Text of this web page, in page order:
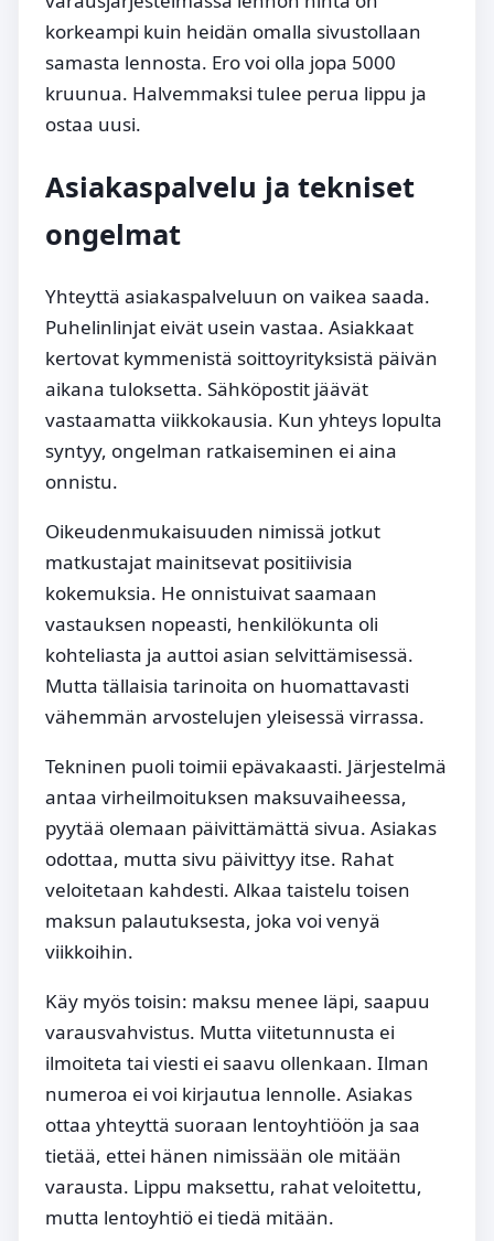
korkeampi kuin heidän omalla sivustollaan
samasta lennosta. Ero voi olla jopa 5000
kruunua. Halvemmaksi tulee perua lippu ja
ostaa uusi.
Asiakaspalvelu ja tekniset
ongelmat
Yhteyttä asiakaspalveluun on vaikea saada.
Puhelinlinjat eivät usein vastaa. Asiakkaat
kertovat kymmenistä soittoyrityksistä päivän
aikana tuloksetta. Sähköpostit jäävät
vastaamatta viikkokausia. Kun yhteys lopulta
syntyy, ongelman ratkaiseminen ei aina
onnistu.
Oikeudenmukaisuuden nimissä jotkut
matkustajat mainitsevat positiivisia
kokemuksia. He onnistuivat saamaan
vastauksen nopeasti, henkilökunta oli
kohteliasta ja auttoi asian selvittämisessä.
Mutta tällaisia tarinoita on huomattavasti
vähemmän arvostelujen yleisessä virrassa.
Tekninen puoli toimii epävakaasti. Järjestelmä
antaa virheilmoituksen maksuvaiheessa,
pyytää olemaan päivittämättä sivua. Asiakas
odottaa, mutta sivu päivittyy itse. Rahat
veloitetaan kahdesti. Alkaa taistelu toisen
maksun palautuksesta, joka voi venyä
viikkoihin.
Käy myös toisin: maksu menee läpi, saapuu
varausvahvistus. Mutta viitetunnusta ei
ilmoiteta tai viesti ei saavu ollenkaan. Ilman
numeroa ei voi kirjautua lennolle. Asiakas
ottaa yhteyttä suoraan lentoyhtiöön ja saa
tietää, ettei hänen nimissään ole mitään
varausta. Lippu maksettu, rahat veloitettu,
mutta lentoyhtiö ei tiedä mitään.